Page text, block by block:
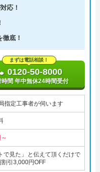
応！
底！
まずは電話相談！
0120-50-8000
時間 年中無休24時間受付
指定工事者が伺います
で見た」と伝えて頂くだけで
引3,000円OFF